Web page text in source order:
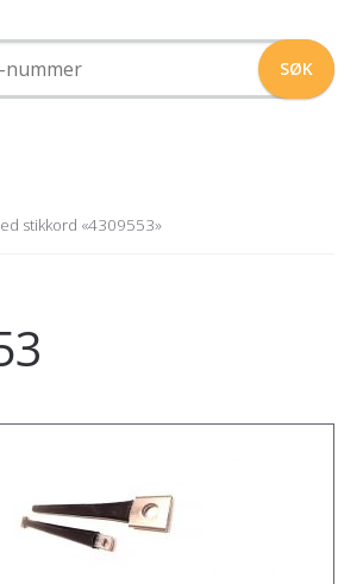
stikkord «4309553»